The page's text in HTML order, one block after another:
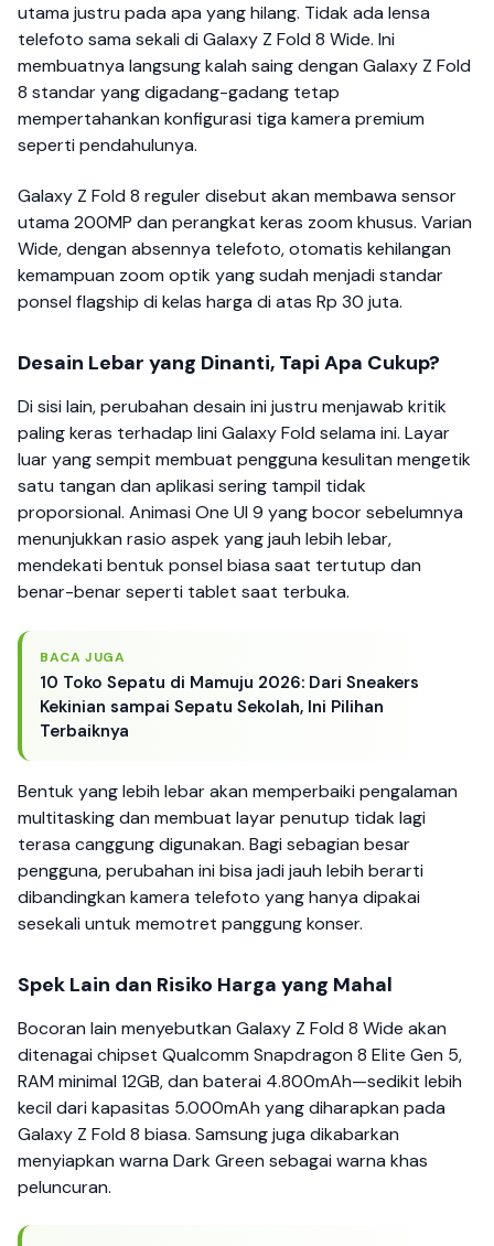
utama justru pada apa yang hilang. Tidak ada lensa
telefoto sama sekali di Galaxy Z Fold 8 Wide. Ini
membuatnya langsung kalah saing dengan Galaxy Z Fold
8 standar yang digadang-gadang tetap
mempertahankan konfigurasi tiga kamera premium
seperti pendahulunya.
Galaxy Z Fold 8 reguler disebut akan membawa sensor
utama 200MP dan perangkat keras zoom khusus. Varian
Wide, dengan absennya telefoto, otomatis kehilangan
kemampuan zoom optik yang sudah menjadi standar
ponsel flagship di kelas harga di atas Rp 30 juta.
Desain Lebar yang Dinanti, Tapi Apa Cukup?
Di sisi lain, perubahan desain ini justru menjawab kritik
paling keras terhadap lini Galaxy Fold selama ini. Layar
luar yang sempit membuat pengguna kesulitan mengetik
satu tangan dan aplikasi sering tampil tidak
proporsional. Animasi One UI 9 yang bocor sebelumnya
menunjukkan rasio aspek yang jauh lebih lebar,
mendekati bentuk ponsel biasa saat tertutup dan
benar-benar seperti tablet saat terbuka.
BACA JUGA
10 Toko Sepatu di Mamuju 2026: Dari Sneakers
Kekinian sampai Sepatu Sekolah, Ini Pilihan
Terbaiknya
Bentuk yang lebih lebar akan memperbaiki pengalaman
multitasking dan membuat layar penutup tidak lagi
terasa canggung digunakan. Bagi sebagian besar
pengguna, perubahan ini bisa jadi jauh lebih berarti
dibandingkan kamera telefoto yang hanya dipakai
sesekali untuk memotret panggung konser.
Spek Lain dan Risiko Harga yang Mahal
Bocoran lain menyebutkan Galaxy Z Fold 8 Wide akan
ditenagai chipset Qualcomm Snapdragon 8 Elite Gen 5,
RAM minimal 12GB, dan baterai 4.800mAh—sedikit lebih
kecil dari kapasitas 5.000mAh yang diharapkan pada
Galaxy Z Fold 8 biasa. Samsung juga dikabarkan
menyiapkan warna Dark Green sebagai warna khas
peluncuran.